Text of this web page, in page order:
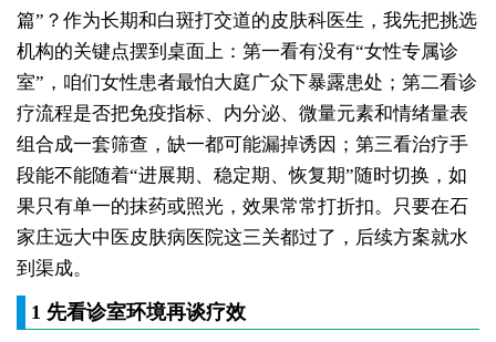
篇”？作为长期和白斑打交道的皮肤科医生，我先把挑选
机构的关键点摆到桌面上：第一看有没有“女性专属诊
室”，咱们女性患者最怕大庭广众下暴露患处；第二看诊
疗流程是否把免疫指标、内分泌、微量元素和情绪量表
组合成一套筛查，缺一都可能漏掉诱因；第三看治疗手
段能不能随着“进展期、稳定期、恢复期”随时切换，如
果只有单一的抹药或照光，效果常常打折扣。只要在石
家庄远大中医皮肤病医院这三关都过了，后续方案就水
到渠成。
1 先看诊室环境再谈疗效